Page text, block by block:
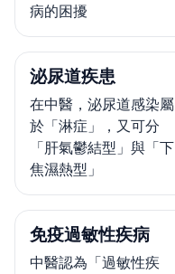
病的困擾
泌尿道疾患
在中醫，泌尿道感染屬
於「淋症」，又可分
「肝氣鬱結型」與「下
焦濕熱型」
免疫過敏性疾病
中醫認為「過敏性疾